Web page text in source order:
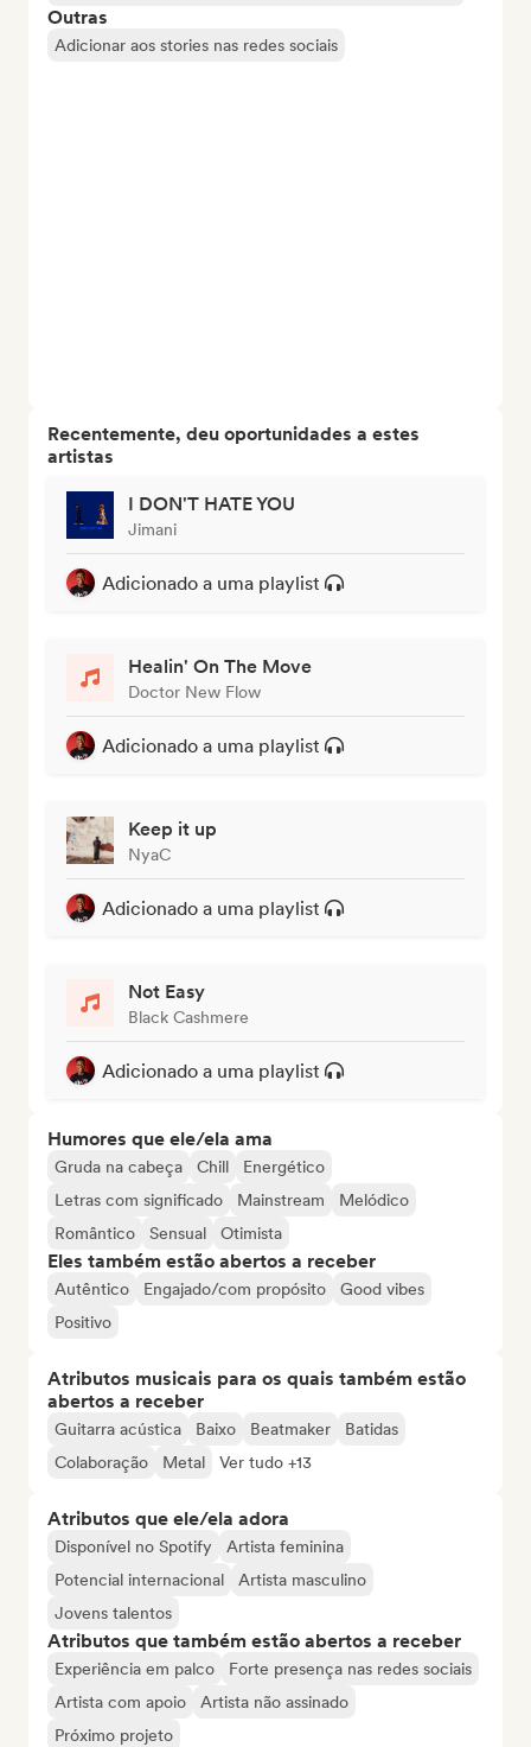
Outras
Adicionar aos stories nas redes sociais
Recentemente, deu oportunidades a estes
artistas
I DON'T HATE YOU
Jimani
Adicionado a uma playlist
Healin' On The Move
Doctor New Flow
Adicionado a uma playlist
Keep it up
NyaC
Adicionado a uma playlist
Not Easy
Black Cashmere
Adicionado a uma playlist
Humores que ele/ela ama
Gruda na cabeça Chill
Energético
Letras com significado
Mainstream
Melódico
Romântico
Sensual Otimista
Eles também estão abertos a receber
Autêntico Engajado/com propósito
Good vibes
Positivo
Atributos musicais para os quais também estão
abertos a receber
Guitarra acústica Baixo Beatmaker
Batidas
Colaboração
Metal Ver tudo +13
Atributos que ele/ela adora
Disponível no Spotify
Artista feminina
Potencial internacional
Artista masculino
Jovens talentos
Atributos que também estão abertos a receber
Experiência em palco
Forte presença nas redes sociais
Artista com apoio
Artista não assinado
Próximo projeto